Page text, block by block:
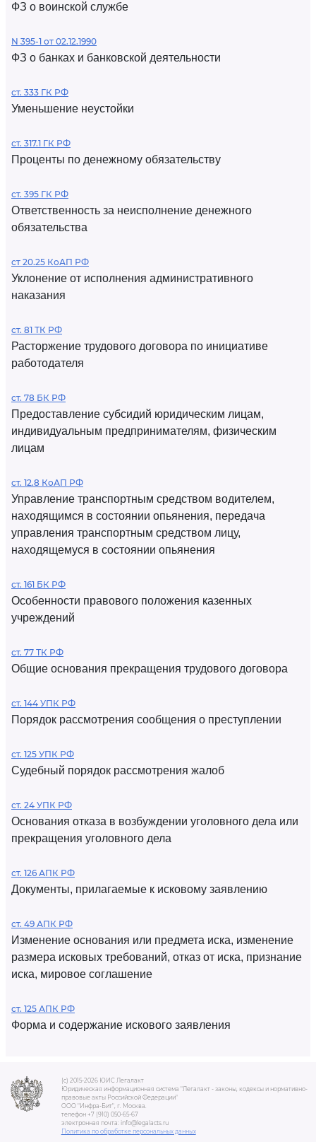
ФЗ о воинской службе
N 395-1 от 02.12.1990
ФЗ о банках и банковской деятельности
ст. 333 ГК РФ
Уменьшение неустойки
ст. 317.1 ГК РФ
Проценты по денежному обязательству
ст. 395 ГК РФ
Ответственность за неисполнение денежного
обязательства
ст 20.25 КоАП РФ
Уклонение от исполнения административного
наказания
ст. 81 ТК РФ
Расторжение трудового договора по инициативе
работодателя
ст. 78 БК РФ
Предоставление субсидий юридическим лицам,
индивидуальным предпринимателям, физическим
лицам
ст. 12.8 КоАП РФ
Управление транспортным средством водителем,
находящимся в состоянии опьянения, передача
управления транспортным средством лицу,
находящемуся в состоянии опьянения
ст. 161 БК РФ
Особенности правового положения казенных
учреждений
ст. 77 ТК РФ
Общие основания прекращения трудового договора
ст. 144 УПК РФ
Порядок рассмотрения сообщения о преступлении
ст. 125 УПК РФ
Судебный порядок рассмотрения жалоб
ст. 24 УПК РФ
Основания отказа в возбуждении уголовного дела или
прекращения уголовного дела
ст. 126 АПК РФ
Документы, прилагаемые к исковому заявлению
ст. 49 АПК РФ
Изменение основания или предмета иска, изменение
размера исковых требований, отказ от иска, признание
иска, мировое соглашение
ст. 125 АПК РФ
Форма и содержание искового заявления
(c) 2015-2026 ЮИС Легалакт
Юридическая информационная система "Легалакт - законы, кодексы и нормативно-
правовые акты Российской Федерации"
ООО "Инфра-Бит", г. Москва.
телефон +7 (910) 050-65-67
электронная почта: info@legalacts.ru
Политика по обработке персональных данных